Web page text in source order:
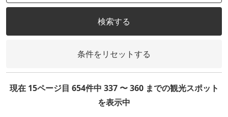
検索する
条件をリセットする
現在 15ページ目 654件中 337 〜 360 までの観光スポット
を表示中